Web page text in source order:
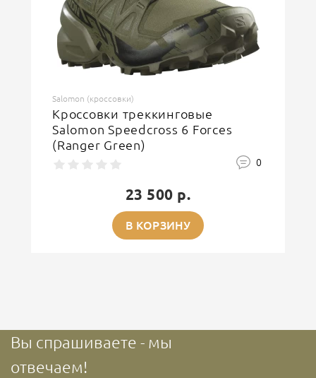
ОСТАВИТЬ ОТЗЫВ
Salomon (кроссовки)
Кроссовки треккинговые
Salomon Speedcross 6 Forces
(Ranger Green)
0
23 500 р.
В КОРЗИНУ
Вы спрашиваете - мы
отвечаем!